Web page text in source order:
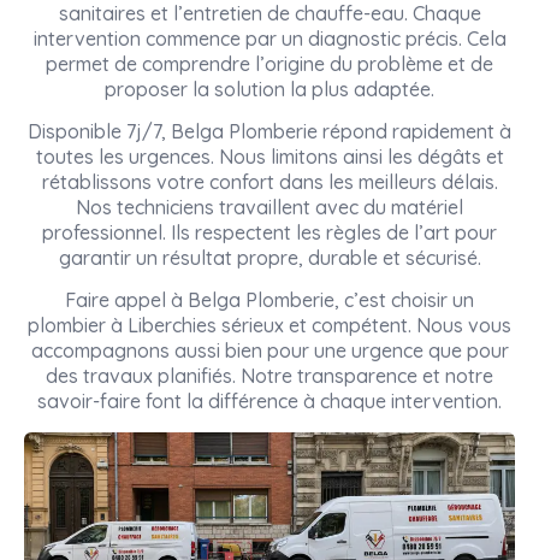
sanitaires et l’entretien de chauffe-eau. Chaque
intervention commence par un diagnostic précis. Cela
permet de comprendre l’origine du problème et de
proposer la solution la plus adaptée.
Disponible 7j/7, Belga Plomberie répond rapidement à
toutes les urgences. Nous limitons ainsi les dégâts et
rétablissons votre confort dans les meilleurs délais.
Nos techniciens travaillent avec du matériel
professionnel. Ils respectent les règles de l’art pour
garantir un résultat propre, durable et sécurisé.
Faire appel à Belga Plomberie, c’est choisir un
plombier à Liberchies sérieux et compétent. Nous vous
accompagnons aussi bien pour une urgence que pour
des travaux planifiés. Notre transparence et notre
savoir-faire font la différence à chaque intervention.